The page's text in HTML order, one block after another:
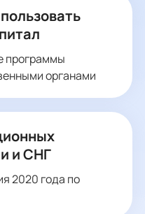
программы
органами
и СНГ
2020 года по